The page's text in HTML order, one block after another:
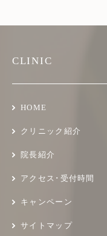
CLINIC
HOME
クリニック紹介
院長紹介
アクセス･受付時間
キャンペーン
サイトマップ